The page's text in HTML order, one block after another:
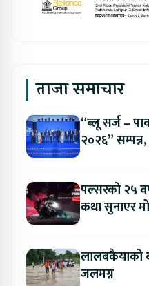
ताजा समाचार
“ब्लू सर्ज –
२०२६”
पल्सरको २५
कथा सुनाएर
लालबकैयाको
जलमग्न